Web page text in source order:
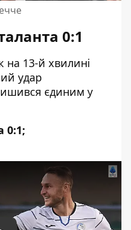
0:1
на 13-й хвилині
удар
єдиним у
0:1;